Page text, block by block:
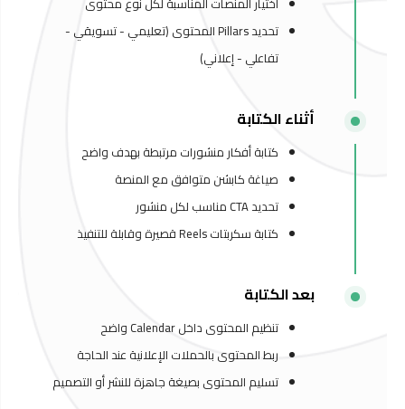
تحديد Pillars المحتوى (تعليمي - تسويقي -
تفاعلي - إعلاني)
أثناء الكتابة
كتابة أفكار منشورات مرتبطة بهدف واضح
صياغة كابشن متوافق مع المنصة
تحديد CTA مناسب لكل منشور
كتابة سكربتات Reels قصيرة وقابلة للتنفيذ
بعد الكتابة
تنظيم المحتوى داخل Calendar واضح
ربط المحتوى بالحملات الإعلانية عند الحاجة
تسليم المحتوى بصيغة جاهزة للنشر أو التصميم